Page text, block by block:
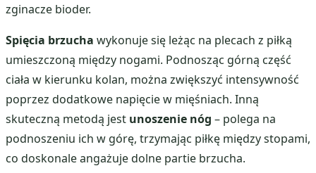
zginacze bioder.
Spięcia brzucha wykonuje się leżąc na plecach z piłką
umieszczoną między nogami. Podnosząc górną część
ciała w kierunku kolan, można zwiększyć intensywność
poprzez dodatkowe napięcie w mięśniach. Inną
skuteczną metodą jest unoszenie nóg – polega na
podnoszeniu ich w górę, trzymając piłkę między stopami,
co doskonale angażuje dolne partie brzucha.